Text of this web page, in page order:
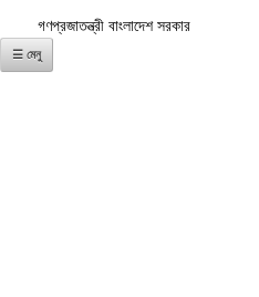
গণপ্রজাতন্ত্রী বাংলাদেশ সরকার
☰ মেনু